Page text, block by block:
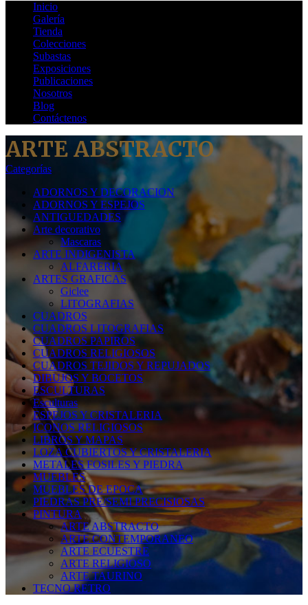
Inicio
Galería
Tienda
Colecciones
Subastas
Exposiciones
Publicaciones
Nosotros
Blog
Contáctenos
ARTE ABSTRACTO
Categorías
ADORNOS Y DECORACION
ADORNOS Y ESPEJOS
ANTIGUEDADES
Arte decorativo
Mascaras
ARTE INDIGENISTA
ALFARERIA
ARTES GRAFICAS
Giclee
LITOGRAFIAS
CUADROS
CUADROS LITOGRAFIAS
CUADROS PAPIROS
CUADROS RELIGIOSOS
CUADROS TEJIDOS Y REPUJADOS
DIBUJOS Y BOCETOS
ESCULTURAS
Esculturas
ESPEJOS Y CRISTALERIA
ICONOS RELIGIOSOS
LIBROS Y MAPAS
LOZA CUBIERTOS Y CRISTALERIA
METALES FOSILES Y PIEDRA
MUEBLES
MUEBLES DE EPOCA
PIEDRAS PRE/SEMI PRECISIOSAS
PINTURA
ARTE ABSTRACTO
ARTE CONTEMPORANEO
ARTE ECUESTRE
ARTE RELIGIOSO
ARTE TAURINO
TECNO RETRO